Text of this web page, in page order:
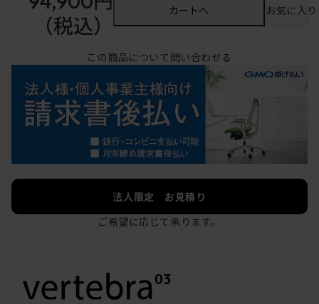
（税込）
カートへ お気に入
この商品について問い合わせる
法人限定 お見積り
ご希望に応じて承ります。